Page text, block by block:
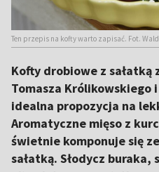
Ten przepis na kofty warto zapisać. Fot.
Kofty drobiowe z sałatką
Tomasza Królikowskiego
idealna propozycja na
Aromatyczne mięso z
świetnie komponuje się
sałatką. Słodycz buraka,